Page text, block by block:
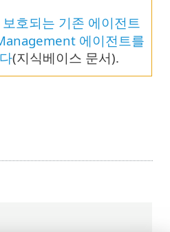
호되는 기존 에이전트
에이전트를
(지식베이스 문서).